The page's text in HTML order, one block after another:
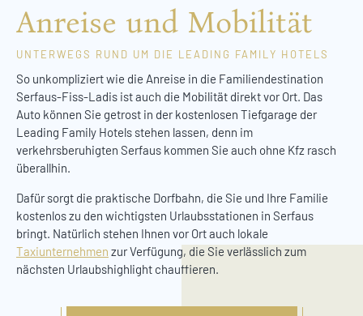
Anreise und Mobilität
UNTERWEGS RUND UM DIE LEADING FAMILY HOTELS
So unkompliziert wie die Anreise in die Familiendestination
Serfaus-Fiss-Ladis ist auch die Mobilität direkt vor Ort. Das
Auto können Sie getrost in der kostenlosen Tiefgarage der
Leading Family Hotels stehen lassen, denn im
verkehrsberuhigten Serfaus kommen Sie auch ohne Kfz rasch
überallhin.
Dafür sorgt die praktische Dorfbahn, die Sie und Ihre Familie
kostenlos zu den wichtigsten Urlaubsstationen in Serfaus
bringt. Natürlich stehen Ihnen vor Ort auch lokale
Taxiunternehmen zur Verfügung, die Sie verlässlich zum
nächsten Urlaubshighlight chauffieren.